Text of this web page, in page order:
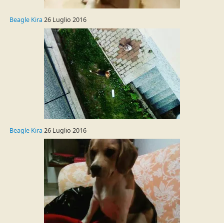
Beagle Kira 26 Luglio 2016
Beagle Kira 26 Luglio 2016